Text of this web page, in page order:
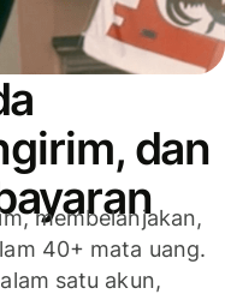
dan
membelanjakan,
40+ mata uang.
satu akun,